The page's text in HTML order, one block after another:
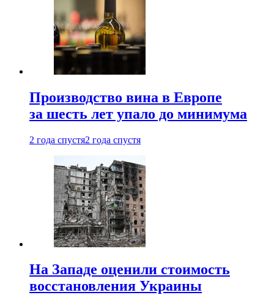
Производство вина в Европе
за шесть лет упало до минимума
2 года спустя2 года спустя
На Западе оценили стоимость
восстановления Украины